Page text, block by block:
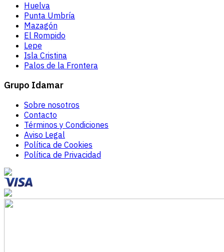
Huelva
Punta Umbría
Mazagón
El Rompido
Lepe
Isla Cristina
Palos de la Frontera
Grupo Idamar
Sobre nosotros
Contacto
Términos y Condiciones
Aviso Legal
Política de Cookies
Política de Privacidad